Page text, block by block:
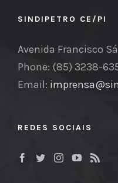
SINDIPETRO CE/PI
Avenida Francisco
Phone: (85) 3238-
Email:
REDES SOCIAIS